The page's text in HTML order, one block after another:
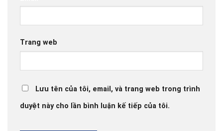
Trang web
Lưu tên của tôi, email, và trang web trong trình
duyệt này cho lần bình luận kế tiếp của tôi.